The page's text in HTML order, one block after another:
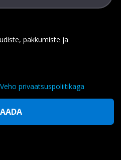
pakkumiste ja
Veho privaatsuspoliitikaga